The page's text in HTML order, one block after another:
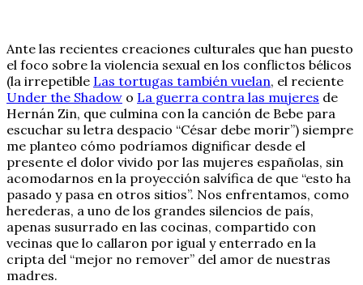
Ante las recientes creaciones culturales que han puesto
el foco sobre la violencia sexual en los conflictos bélicos
(la irrepetible Las tortugas también vuelan, el reciente
Under the Shadow o La guerra contra las mujeres de
Hernán Zin, que culmina con la canción de Bebe para
escuchar su letra despacio “César debe morir”) siempre
me planteo cómo podríamos dignificar desde el
presente el dolor vivido por las mujeres españolas, sin
acomodarnos en la proyección salvífica de que “esto ha
pasado y pasa en otros sitios”. Nos enfrentamos, como
herederas, a uno de los grandes silencios de país,
apenas susurrado en las cocinas, compartido con
vecinas que lo callaron por igual y enterrado en la
cripta del “mejor no remover” del amor de nuestras
madres.